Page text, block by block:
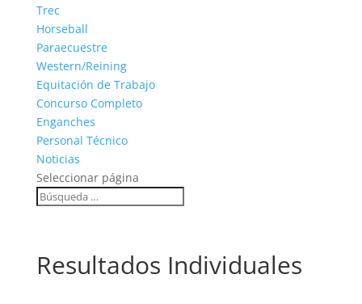
Trec
Horseball
Paraecuestre
Western/Reining
Equitación de Trabajo
Concurso Completo
Enganches
Personal Técnico
Noticias
Seleccionar página
Resultados Individuales